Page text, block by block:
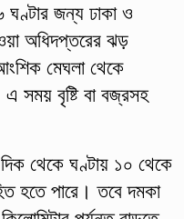
ঘণ্টার জন্য ঢাকা ও
অধিদপ্তরের ঝড়
মেঘলা থেকে
এ সময় বৃষ্টি বা বজ্রসহ
দিক থেকে ঘণ্টায় ১০ থেকে
হতে পারে। তবে দমকা